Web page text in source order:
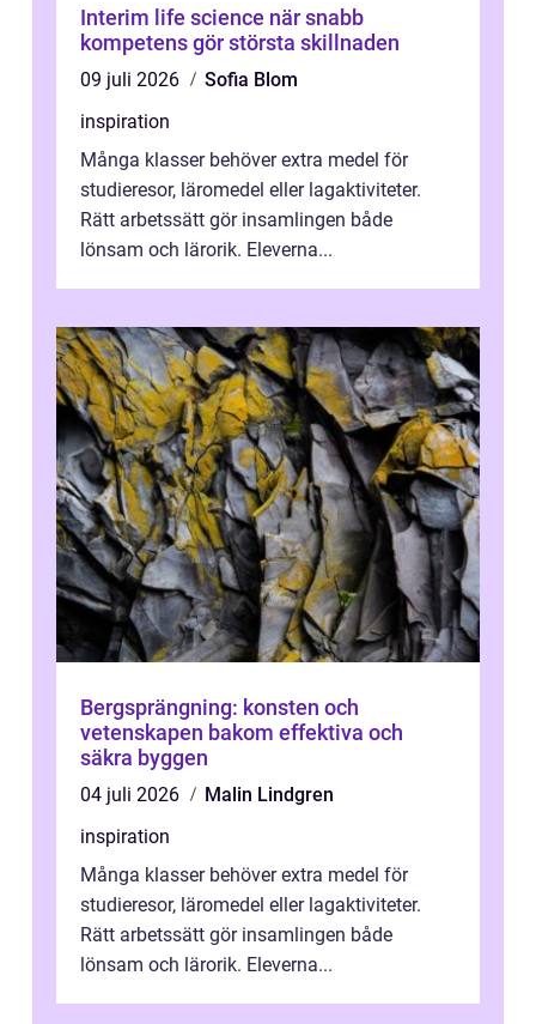
Interim life science när snabb
kompetens gör största skillnaden
09 juli 2026
Sofia Blom
inspiration
Många klasser behöver extra medel för
studieresor, läromedel eller lagaktiviteter.
Rätt arbetssätt gör insamlingen både
lönsam och lärorik. Eleverna...
Bergsprängning: konsten och
vetenskapen bakom effektiva och
säkra byggen
04 juli 2026
Malin Lindgren
inspiration
Många klasser behöver extra medel för
studieresor, läromedel eller lagaktiviteter.
Rätt arbetssätt gör insamlingen både
lönsam och lärorik. Eleverna...